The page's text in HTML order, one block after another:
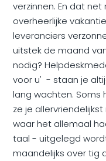
verzinnen. En dat
overheerlijke
leveranciers
uitstek de maand
nodig?
voor u' - staan je
lang wachten. Soms
ze je
waar het allemaal
taal - uitgelegd
maandelijks over tig